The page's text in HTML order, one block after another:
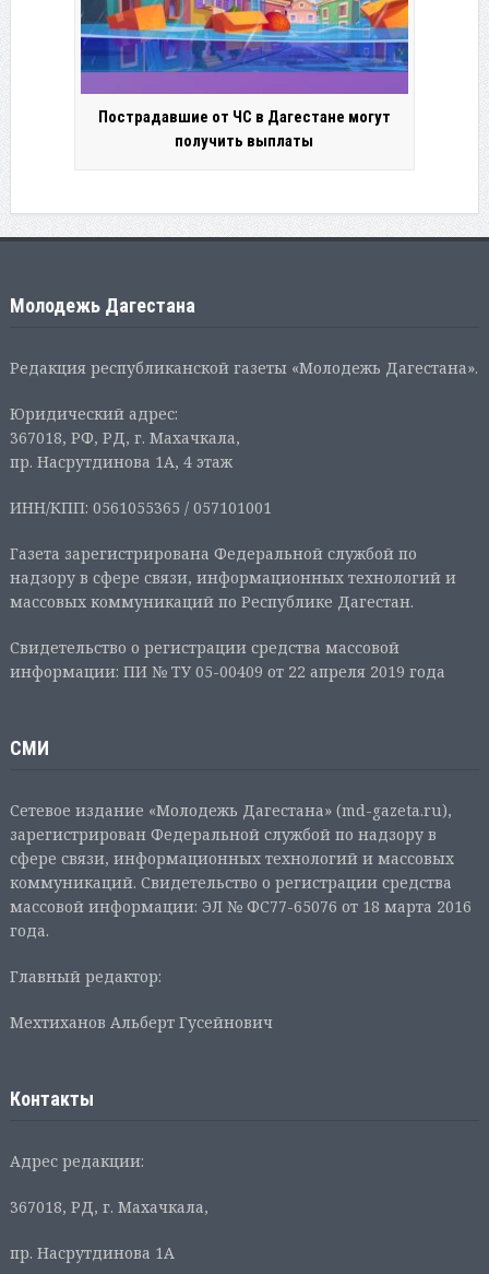
Пострадавшие от ЧС в Дагестане могут
получить выплаты
Молодежь Дагестана
Редакция республиканской газеты «Молодежь Дагестана».
Юридический адрес:
367018, РФ, РД, г. Махачкала,
пр. Насрутдинова 1А, 4 этаж
ИНН/КПП: 0561055365 / 057101001
Газета зарегистрирована Федеральной службой по
надзору в сфере связи, информационных технологий и
массовых коммуникаций по Республике Дагестан.
Свидетельство о регистрации средства массовой
информации: ПИ № ТУ 05-00409 от 22 апреля 2019 года
СМИ
Сетевое издание «Молодежь Дагестана» (md-gazeta.ru),
зарегистрирован Федеральной службой по надзору в
сфере связи, информационных технологий и массовых
коммуникаций. Свидетельство о регистрации средства
массовой информации: ЭЛ № ФС77-65076 от 18 марта 2016
года.
Главный редактор:
Мехтиханов Альберт Гусейнович
Контакты
Адрес редакции:
367018, РД, г. Махачкала,
пр. Насрутдинова 1А